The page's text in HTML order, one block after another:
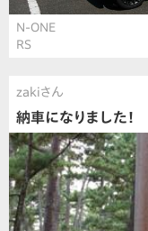
N-ONE
RS
zakiさん
納車になりました！